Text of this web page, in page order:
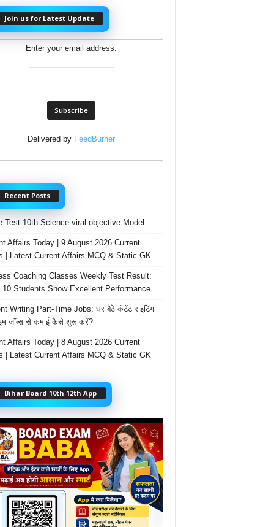
Join us for Latest Update
Enter your email address:
Delivered by FeedBurner
Recent Posts
Test 10th Science viral objective Model
Affairs Today | 9 August 2026 Current
| Latest Current Affairs MCQ & Static GK
Coaching Classes Weekly Test Result:
10 Students Show Excellent Performance
Writing Part-Time Jobs: घर बैठे कंटेंट राइटिंग
जॉब्स से कमाई कैसे शुरू करें?
Affairs Today | 8 August 2026 Current
| Latest Current Affairs MCQ & Static GK
Bihar Board 10th 12th App